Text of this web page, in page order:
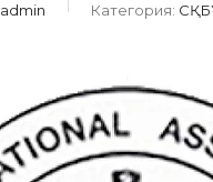
admin Категория: